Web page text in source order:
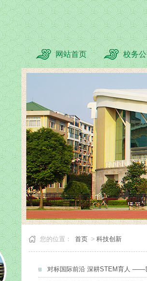
网站首页 校务
您的位置： 首页 > 科技创新
对标国际前沿 深耕STEM育人 ——